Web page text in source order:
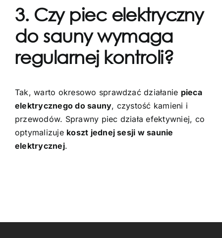
3. Czy piec elektryczny
do sauny wymaga
regularnej kontroli?
Tak, warto okresowo sprawdzać działanie pieca
elektrycznego do sauny, czystość kamieni i
przewodów. Sprawny piec działa efektywniej, co
optymalizuje koszt jednej sesji w saunie
elektrycznej.